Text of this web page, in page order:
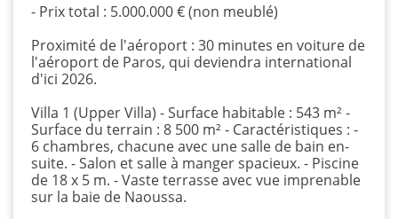
- Prix total : 5.000.000 € (non meublé)
Proximité de l'aéroport : 30 minutes en voiture de
l'aéroport de Paros, qui deviendra international
d'ici 2026.
Villa 1 (Upper Villa) - Surface habitable : 543 m² -
Surface du terrain : 8 500 m² - Caractéristiques : -
6 chambres, chacune avec une salle de bain en-
suite. - Salon et salle à manger spacieux. - Piscine
de 18 x 5 m. - Vaste terrasse avec vue imprenable
sur la baie de Naoussa.